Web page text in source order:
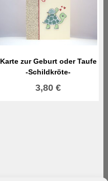
Karte zur Geburt oder Taufe
-Schildkröte-
3,80€